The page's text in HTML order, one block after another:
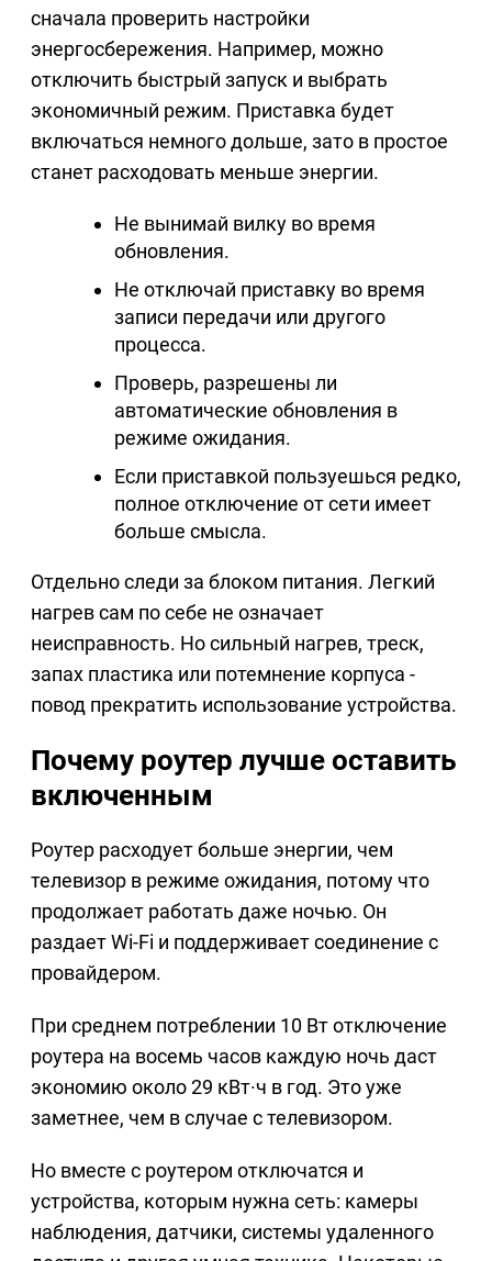
сначала проверить настройки
энергосбережения. Например, можно
отключить быстрый запуск и выбрать
экономичный режим. Приставка будет
включаться немного дольше, зато в простое
станет расходовать меньше энергии.
Не вынимай вилку во время
обновления.
Не отключай приставку во время
записи передачи или другого
процесса.
Проверь, разрешены ли
автоматические обновления в
режиме ожидания.
Если приставкой пользуешься редко,
полное отключение от сети имеет
больше смысла.
Отдельно следи за блоком питания. Легкий
нагрев сам по себе не означает
неисправность. Но сильный нагрев, треск,
запах пластика или потемнение корпуса -
повод прекратить использование устройства.
Почему роутер лучше оставить
включенным
Роутер расходует больше энергии, чем
телевизор в режиме ожидания, потому что
продолжает работать даже ночью. Он
раздает Wi-Fi и поддерживает соединение с
провайдером.
При среднем потреблении 10 Вт отключение
роутера на восемь часов каждую ночь даст
экономию около 29 кВт·ч в год. Это уже
заметнее, чем в случае с телевизором.
Но вместе с роутером отключатся и
устройства, которым нужна сеть: камеры
наблюдения, датчики, системы удаленного